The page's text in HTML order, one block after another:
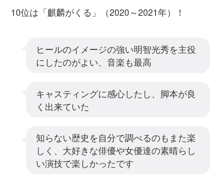
10位は「麒麟がくる」（2020～2021年）！
ヒールのイメージの強い明智光秀を主役
にしたのがよい、音楽も最高
キャスティングに感心したし、脚本が良
く出来ていた
知らない歴史を自分で調べるのもまた楽
しく、大好きな俳優や女優達の素晴らし
い演技で楽しかったです